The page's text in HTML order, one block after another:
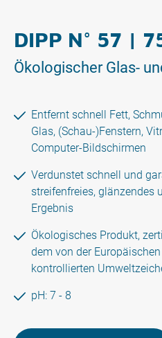
DIPP N° 57 |
Ökologischer Glas-
Entfernt schnell Fett,
Glas, (Schau-)Fenstern,
Computer-Bildschirmen
Verdunstet schnell und
streifenfreies, glänzendes
Ergebnis
Ökologisches Produkt,
dem von der
kontrollierten
pH: 7 - 8